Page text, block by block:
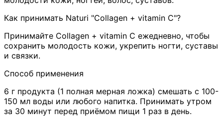
Как принимать Naturi "Collagen + vitamin C"?
Принимайте Collagen + vitamin C ежедневно, чтобы
сохранить молодость кожи, укрепить ногти, суставы
и связки.
Способ применения
6 г продукта (1 полная мерная ложка) смешать с 100-
150 мл воды или любого напитка. Принимать утром
за 30 минут перед приёмом пищи 1 раз в день.